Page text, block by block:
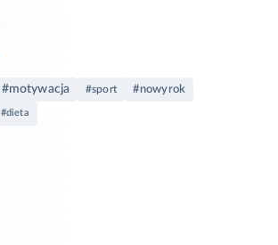
#motywacja #sport #nowyrok
#dieta